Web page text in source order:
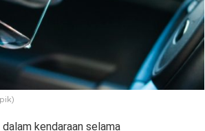
kendaraan selama